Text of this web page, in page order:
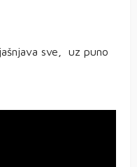
sve, uz puno